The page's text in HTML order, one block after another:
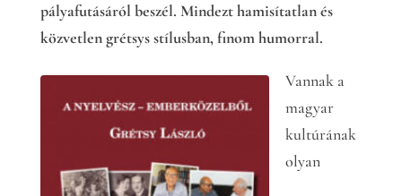
pályafutásáról beszél. Mindezt hamisítatlan és
közvetlen grétsys stílusban, finom humorral.
Vannak a
magyar
kultúrának
olyan